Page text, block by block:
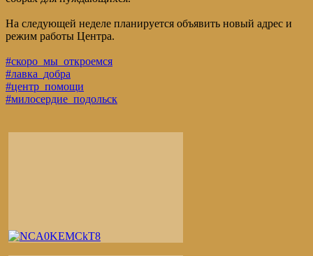
На следующей неделе планируется объявить новый адрес и
режим работы Центра.
#скоро_мы_откроемся
#лавка_добра
#центр_помощи
#милосердие_подольск